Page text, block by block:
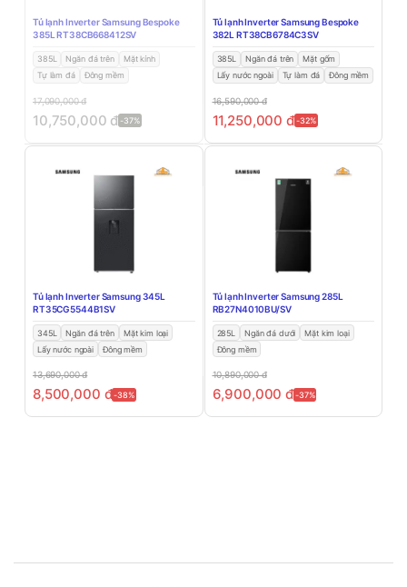
Tủ lạnh Inverter Samsung Bespoke
385L RT38CB668412SV
385L Ngăn đá trên
Mặt kính
Tự làm đá
Đông mềm
17,090,000đ
10,750,000 đ -37%
Tủ lạnh Inverter Samsung Bespoke
382L RT38CB6784C3SV
385L Ngăn đá trên
Mặt gốm
Lấy nước ngoài
Tự làm đá Đông mềm
16,590,000đ
11,250,000 đ-32%
Tủ lạnh Inverter Samsung 345L
RT35CG5544B1SV
345L Ngăn đá trên
Mặt kim loại
Lấy nước ngoài
Đông mềm
13,690,000đ
8,500,000 đ-38%
Tủ lạnh Inverter Samsung 285L
RB27N4010BU/SV
285L Ngăn đá dưới
Mặt kim loại
Đông mềm
10,890,000đ
6,900,000đ-37%